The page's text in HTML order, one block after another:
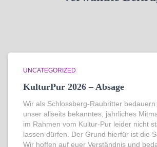
UNCATEGORIZED
KulturPur 2026 – Absage
Wir als Schlossberg-Raubritter
unser allseits bekanntes, jährliches
im Rahmen vom Kultur-Pur leider nicht
lassen dürfen. Der Grund hierfür ist die
Wir hoffen auf euer Verständnis und